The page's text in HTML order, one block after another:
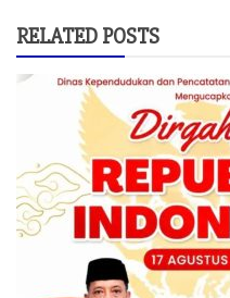
RELATED POSTS